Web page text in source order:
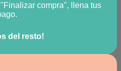
compra", llena tus
del resto!